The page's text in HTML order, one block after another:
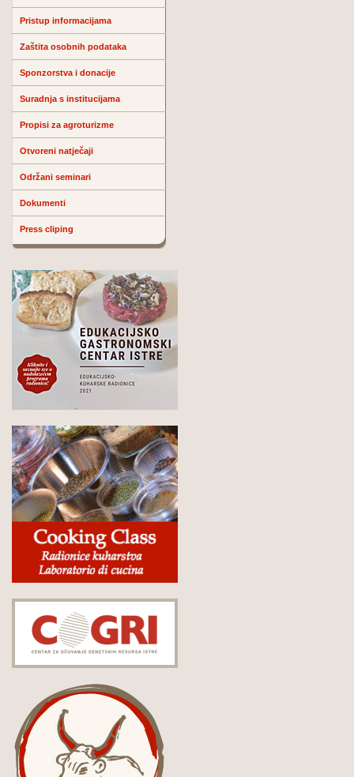
Pristup informacijama
Zaštita osobnih podataka
Sponzorstva i donacije
Suradnja s institucijama
Propisi za agroturizme
Otvoreni natječaji
Održani seminari
Dokumenti
Press cliping